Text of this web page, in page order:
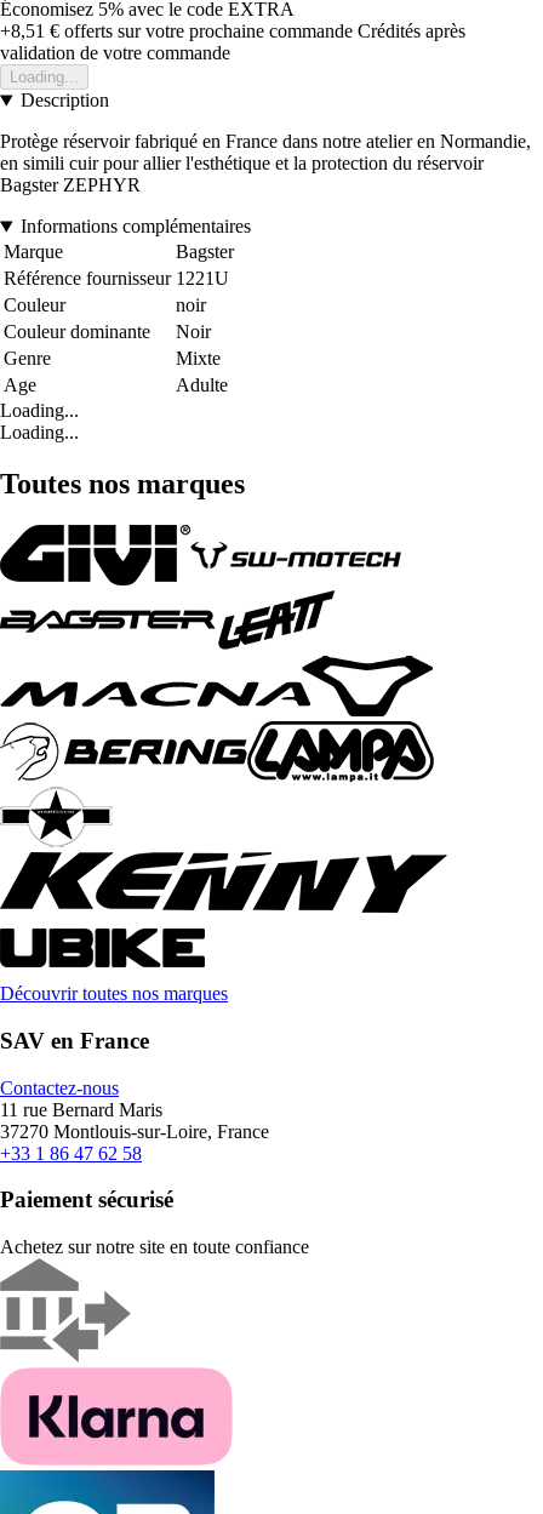
Économisez 5% avec le code EXTRA
+8,51 € offerts sur votre prochaine commande Crédités après
validation de votre commande
Loading...
Description
Protège réservoir fabriqué en France dans notre atelier en Normandie,
en simili cuir pour allier l'esthétique et la protection du réservoir
Bagster ZEPHYR
Informations complémentaires
Marque
Bagster
Référence fournisseur 1221U
Couleur
noir
Couleur dominante
Noir
Genre
Mixte
Age
Adulte
Loading...
Loading...
Toutes nos marques
Découvrir toutes nos marques
SAV en France
Contactez-nous
11 rue Bernard Maris
37270 Montlouis-sur-Loire, France
+33 1 86 47 62 58
Paiement sécurisé
Achetez sur notre site en toute confiance